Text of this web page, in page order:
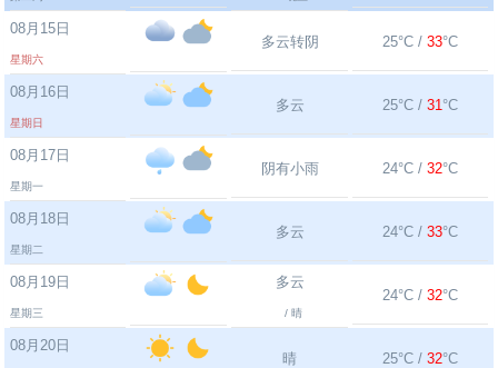
08月15日
星期六
多云转阴 25°C / 33°C
08月16日
星期日
多云 25°C / 31°C
08月17日
星期一
阴有小雨 24°C / 32°C
08月18日
星期二
多云 24°C / 33°C
08月19日
星期三
多云
/ 晴
24°C / 32°C
08月20日
晴 25°C / 32°C